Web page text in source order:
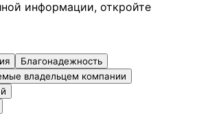
информации, откройте
Благонадежность
владельцем компании